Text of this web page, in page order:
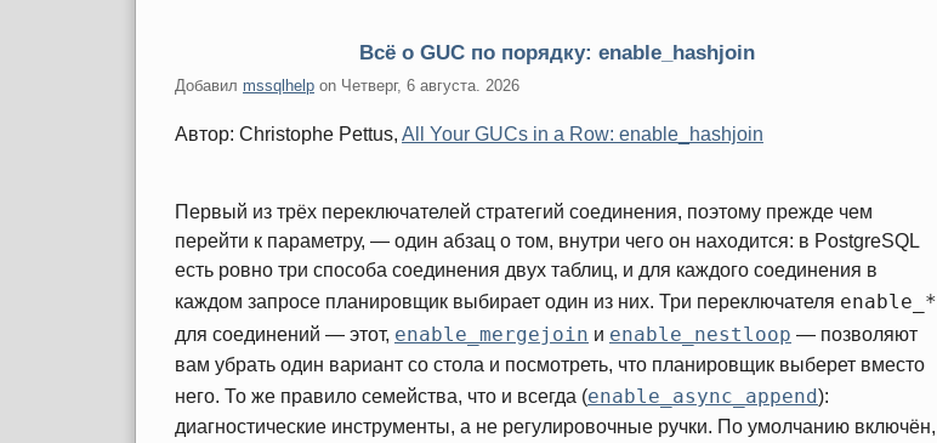
Всё о GUC по порядку: enable_hashjoin
Добавил mssqlhelp on Четверг, 6 августа. 2026
Автор: Christophe Pettus, All Your GUCs in a Row: enable_hashjoin
Первый из трёх переключателей стратегий соединения, поэтому прежде чем
перейти к параметру, — один абзац о том, внутри чего он находится: в PostgreSQL
есть ровно три способа соединения двух таблиц, и для каждого соединения в
каждом запросе планировщик выбирает один из них. Три переключателя enable_*
для соединений — этот, enable_mergejoin и enable_nestloop — позволяют
вам убрать один вариант со стола и посмотреть, что планировщик выберет вместо
него. То же правило семейства, что и всегда (enable_async_append):
диагностические инструменты, а не регулировочные ручки. По умолчанию включён,